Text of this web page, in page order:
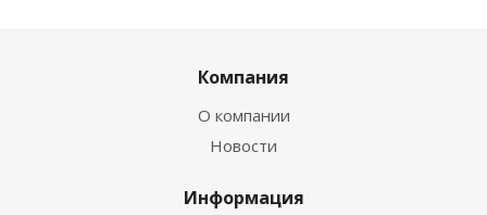
Компания
О компании
Новости
Информация